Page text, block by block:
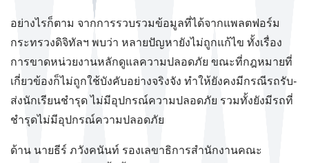
อย่างไรก็ตาม จากการรวบรวมข้อมูลที่ได้จากแพลตฟอร์ม
กระทรวงดิจิทัลฯ พบว่า หลายปัญหายังไม่ถูกแก้ไข ทั้งเรื่อง
การขาดหน่วยงานหลักดูแลความปลอดภัย ขณะที่กฎหมายที่
เกี่ยวข้องก็ไม่ถูกใช้บังคับอย่างจริงจัง ทำให้ยังคงมีกรณีรถรับ-
ส่งนักเรียนชำรุด ไม่มีอุปกรณ์ความปลอดภัย รวมทั้งยังมีรถที่
ชำรุดไม่มีอุปกรณ์ความปลอดภัย
ด้าน นายธีร์ ภวังคนันท์ รองเลขาธิการสำนักงานคณะ